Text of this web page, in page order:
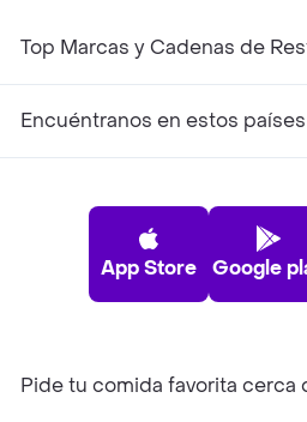
Top Marcas y Cadenas de
Encuéntranos en estos países
App Store Google
Pide tu comida favorita cerca